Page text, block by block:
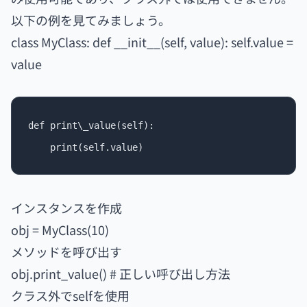
以下の例を見てみましょう。
class MyClass: def __init__(self, value): self.value =
value
def print\_value(self):
インスタンスを作成
obj = MyClass(10)
メソッドを呼び出す
obj.print_value() # 正しい呼び出し方法
クラス外でselfを使用